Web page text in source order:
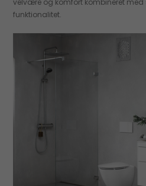
velvære og komfort kombineret
funktionalitet.